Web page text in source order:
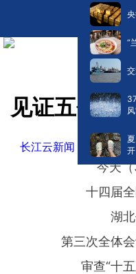
“
开
见证五个跃
长江云新闻 ©原创
今天
十四届
湖
第三次全体
审查“十